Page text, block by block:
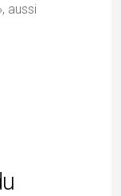
aussi